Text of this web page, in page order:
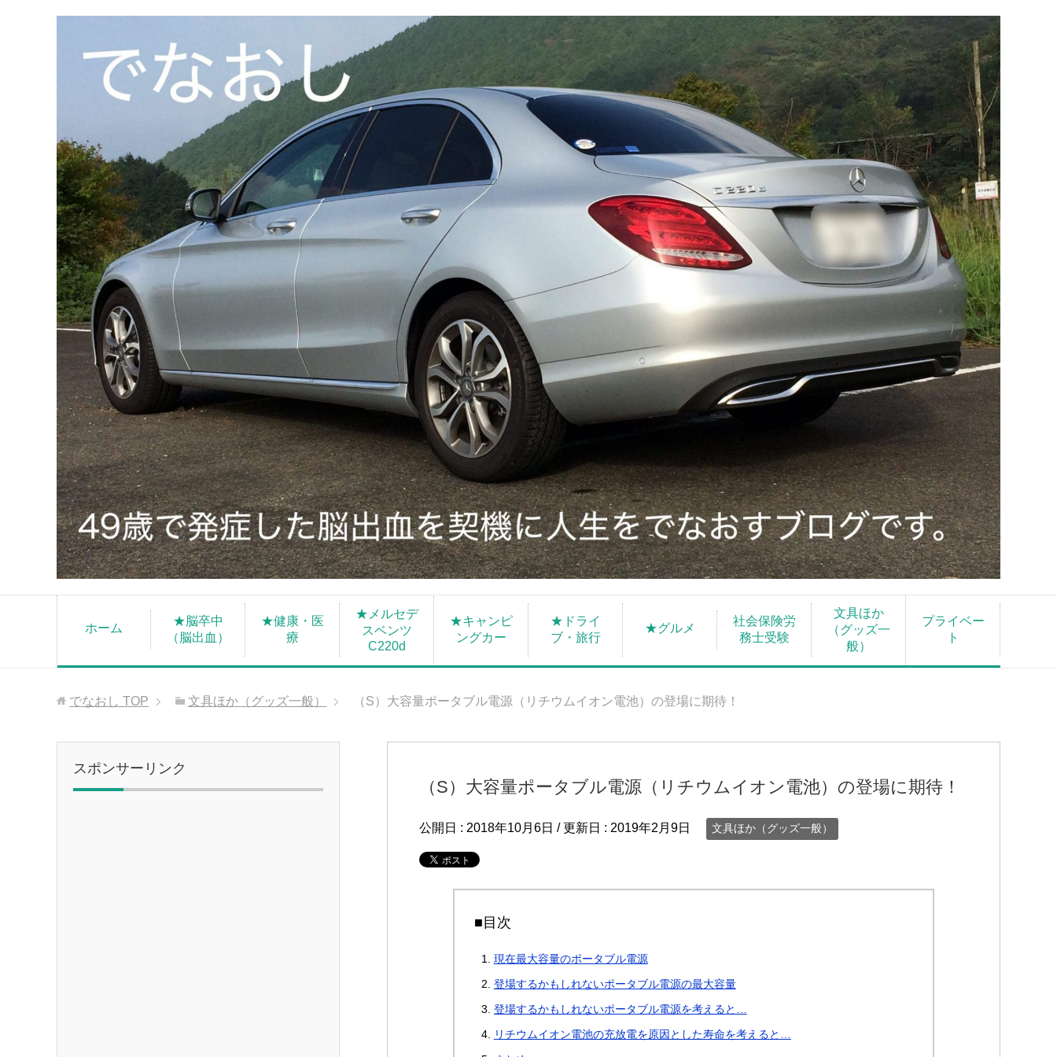
ホーム
★脳卒中
（脳出血）
★健康・医
療
★メルセデ
スベンツ
C220d
★キャンピ
ングカー
★ドライ
ブ・旅行
★グルメ
社会保険労
務士受験
文具ほか
（グッズ一
般）
プライベー
ト
でなおし TOP 文具ほか（グッズ一般） （S）大容量ポータブル電源（リチウムイオン電池）の登場に期待！
（S）大容量ポータブル電源（リチウムイオン電池）の登場に期待！
公開日 : 2018年10月6日 / 更新日 : 2019年2月9日 文具ほか（グッズ一般）
■目次
現在最大容量のポータブル電源
登場するかもしれないポータブル電源の最大容量
登場するかもしれないポータブル電源を考えると…
リチウムイオン電池の充放電を原因とした寿命を考えると…
スポンサーリンク